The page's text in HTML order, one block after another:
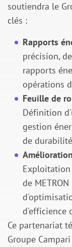
soutiendra le
clés :
Rapports
précision,
rapports
opérations
Feuille de
Définition
gestion
de
Exploitation
de
d'efficience
Ce partenariat
Groupe